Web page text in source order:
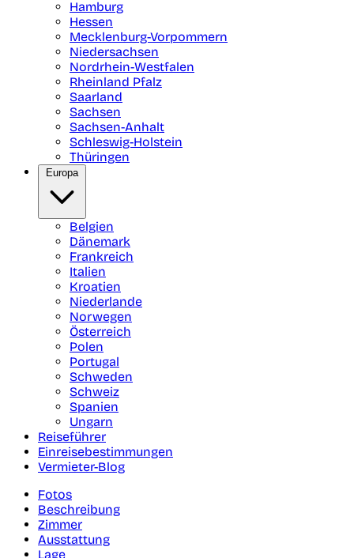
Hamburg
Hessen
Mecklenburg-Vorpommern
Niedersachsen
Nordrhein-Westfalen
Rheinland Pfalz
Saarland
Sachsen
Sachsen-Anhalt
Schleswig-Holstein
Thüringen
Europa
Belgien
Dänemark
Frankreich
Italien
Kroatien
Niederlande
Norwegen
Österreich
Polen
Portugal
Schweden
Schweiz
Spanien
Ungarn
Reiseführer
Einreisebestimmungen
Vermieter-Blog
Fotos
Beschreibung
Zimmer
Ausstattung
Lage